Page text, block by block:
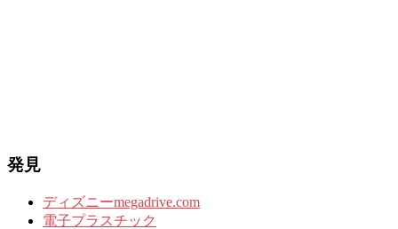
発見
ディズニーmegadrive.com
電子プラスチック